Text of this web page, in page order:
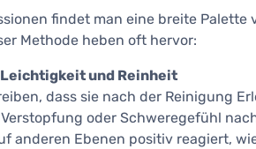
findet man eine breite Palette
Methode heben oft hervor:
und Reinheit
dass sie nach der Reinigung
Verstopfung oder Schweregefühl
anderen Ebenen positiv reagiert,